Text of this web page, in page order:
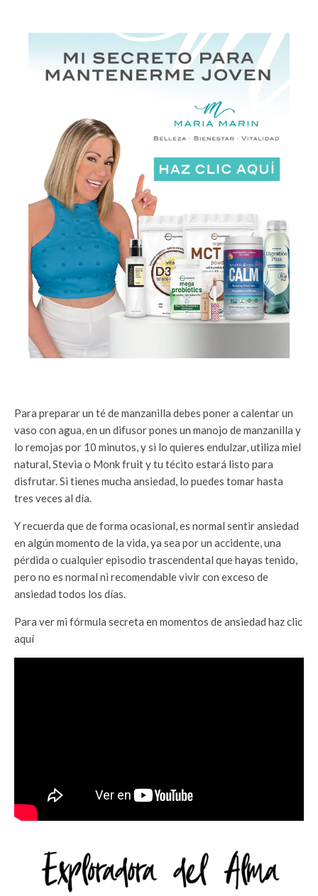
Para preparar un té de manzanilla debes poner a calentar un
vaso con agua, en un difusor pones un manojo de manzanilla y
lo remojas por 10 minutos, y si lo quieres endulzar, utiliza miel
natural, Stevia o Monk fruit y tu técito estará listo para
disfrutar. Si tienes mucha ansiedad, lo puedes tomar hasta
tres veces al día.
Y recuerda que de forma ocasional, es normal sentir ansiedad
en algún momento de la vida, ya sea por un accidente, una
pérdida o cualquier episodio trascendental que hayas tenido,
pero no es normal ni recomendable vivir con exceso de
ansiedad todos los días.
Para ver mi fórmula secreta en momentos de ansiedad haz clic
aquí